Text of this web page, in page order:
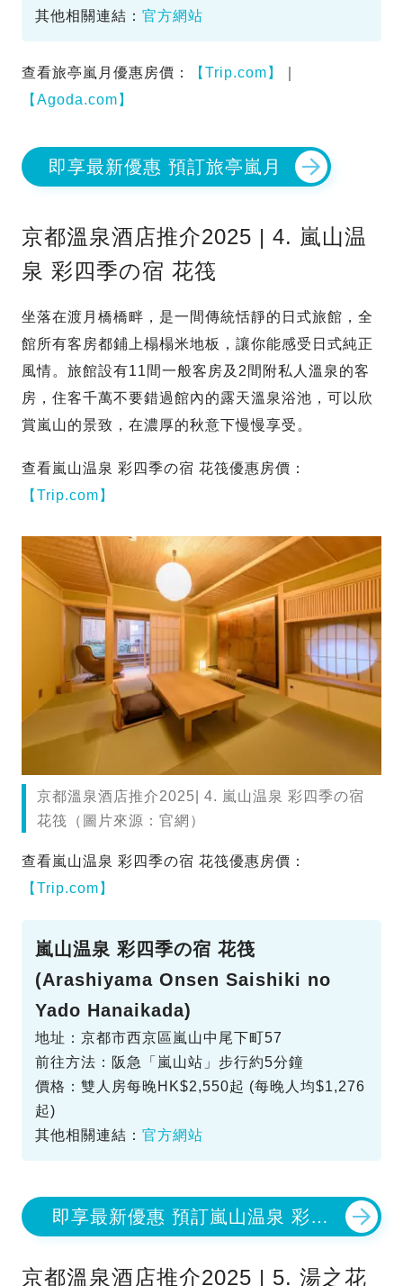
其他相關連結： 官方網站
查看旅亭嵐月優惠房價： 【Trip.com】
【Agoda.com】
即享最新優惠 預訂旅亭嵐月
京都溫泉酒店推介2025 | 4. 嵐山温
泉 彩四季の宿 花筏
坐落在渡月橋橋畔，是一間傳統恬靜的日式旅館，全
館所有客房都鋪上榻榻米地板，讓你能感受日式純正
風情。旅館設有11間一般客房及2間附私人溫泉的客
房，住客千萬不要錯過館內的露天溫泉浴池，可以欣
賞嵐山的景致，在濃厚的秋意下慢慢享受。
查看嵐山温泉 彩四季の宿 花筏優惠房價：
【Trip.com】
京都溫泉酒店推介2025| 4. 嵐山温泉 彩四季の宿
花筏（圖片來源：官網）
查看嵐山温泉 彩四季の宿 花筏優惠房價：
【Trip.com】
嵐山温泉 彩四季の宿 花筏
(Arashiyama Onsen Saishiki no
Yado Hanaikada)
地址：京都市西京區嵐山中尾下町57
前往方法：阪急「嵐山站」步行約5分鐘
價格：雙人房每晚HK$2,550起 (每晚人均$1,276
起)
其他相關連結： 官方網站
即享最新優惠 預訂嵐山温泉 彩四
季の宿
京都溫泉酒店推介2025 | 5. 湯之花